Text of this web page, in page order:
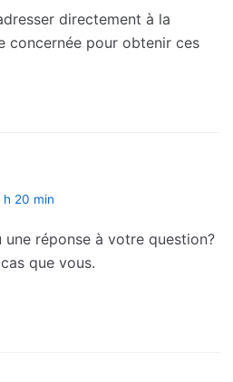
directement à la
concernée pour obtenir ces
20 min
une réponse à votre question?
que vous.